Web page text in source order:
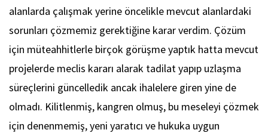
alanlarda çalışmak yerine öncelikle mevcut alanlardaki
sorunları çözmemiz gerektiğine karar verdim. Çözüm
için müteahhitlerle birçok görüşme yaptık hatta mevcut
projelerde meclis kararı alarak tadilat yapıp uzlaşma
süreçlerini güncelledik ancak ihalelere giren yine de
olmadı. Kilitlenmiş, kangren olmuş, bu meseleyi çözmek
için denenmemiş, yeni yaratıcı ve hukuka uygun